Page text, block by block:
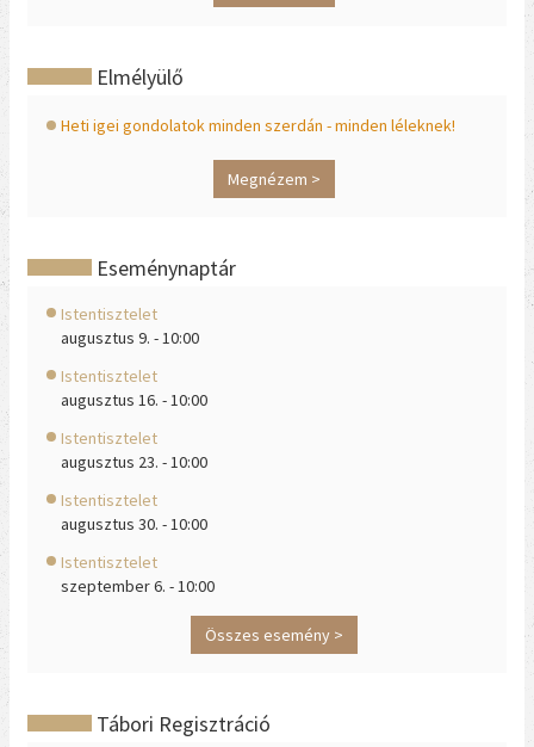
Elmélyülő
Heti igei gondolatok minden szerdán - minden léleknek!
Megnézem >
Eseménynaptár
Istentisztelet
augusztus 9. - 10:00
Istentisztelet
augusztus 16. - 10:00
Istentisztelet
augusztus 23. - 10:00
Istentisztelet
augusztus 30. - 10:00
Istentisztelet
szeptember 6. - 10:00
Összes esemény >
Tábori Regisztráció